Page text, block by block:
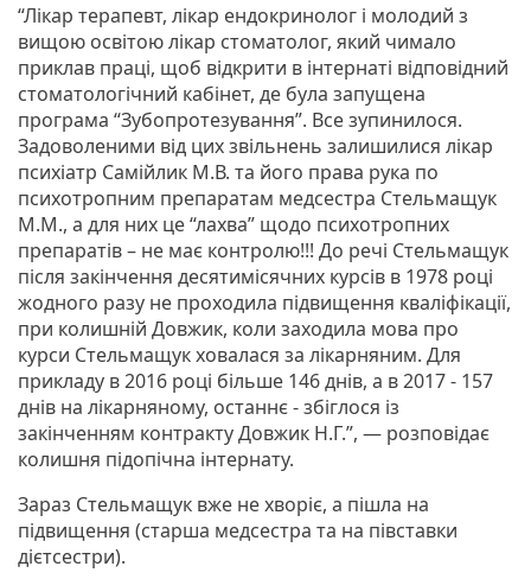
“Лікар терапевт, лікар ендокринолог і молодий з
вищою освітою лікар стоматолог, який чимало
приклав праці, щоб відкрити в інтернаті відповідний
стоматологічний кабінет, де була запущена
програма “Зубопротезування”. Все зупинилося.
Задоволеними від цих звільнень залишилися лікар
психіатр Самійлик М.В. та його права рука по
психотропним препаратам медсестра Стельмащук
М.М., а для них це “лахва” щодо психотропних
препаратів – не має контролю!!! До речі Стельмащук
після закінчення десятимісячних курсів в 1978 році
жодного разу не проходила підвищення кваліфікації,
при колишній Довжик, коли заходила мова про
курси Стельмащук ховалася за лікарняним. Для
прикладу в 2016 році більше 146 днів, а в 2017 - 157
днів на лікарняному, останнє - збіглося із
закінченням контракту Довжик Н.Г.”, — розповідає
колишня підопічна інтернату.
Зараз Стельмащук вже не хворіє, а пішла на
підвищення (старша медсестра та на півставки
дієтсестри).